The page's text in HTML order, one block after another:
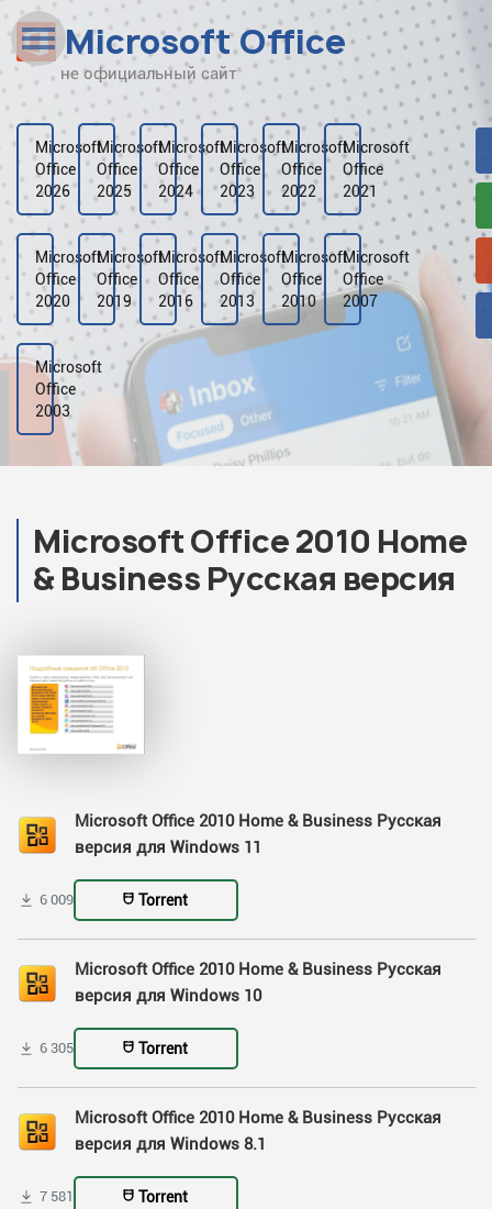
Наверх
Рейтинг
Видео
Галерея
Microsoft Office
не официальный сайт
Microsoft
Office
2026
Microsoft
Office
2025
Microsoft
Office
2024
Microsoft
Office
2023
Microsoft
Office
2022
Microsoft
Office
2021
Microsoft
Office
2020
Microsoft
Office
2019
Microsoft
Office
2016
Microsoft
Office
2013
Microsoft
Office
2010
Microsoft
Office
2007
Microsoft
Office
2003
Microsoft Office 2010 Home
& Business Русская версия
Microsoft Office 2010 Home & Business Русская
версия для Windows 11
6 009 Torrent
Microsoft Office 2010 Home & Business Русская
версия для Windows 10
6 305 Torrent
Microsoft Office 2010 Home & Business Русская
версия для Windows 8.1
7 581 Torrent